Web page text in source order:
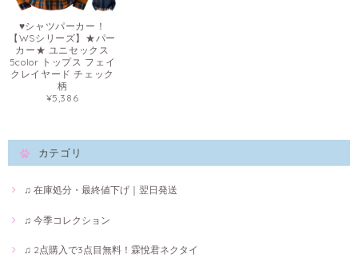
♥シャツパーカー！
【WSシリーズ】★パー
カー★ ユニセックス
5color トップス フェイ
クレイヤード チェック
柄
¥5,386
カテゴリ
♫ 在庫処分・最終値下げ｜翌日発送
♫ 今季コレクション
♫ 2点購入で3点目無料！霖悅君ネクタイ